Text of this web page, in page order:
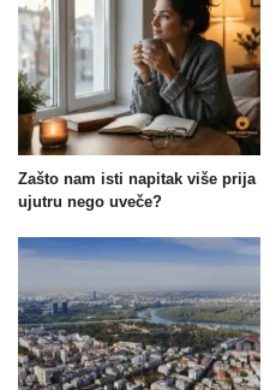
Zašto nam isti napitak više prija
ujutru nego uveče?